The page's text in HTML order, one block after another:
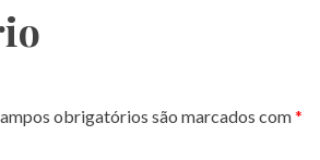
obrigatórios são marcados com*